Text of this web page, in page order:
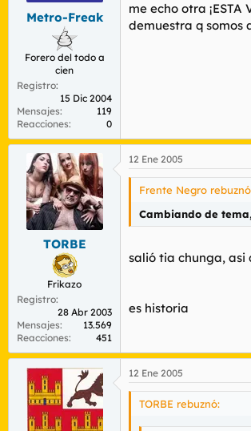
Metro-Freak
Forero del todo a
cien
Registro
15 Dic 2004
Mensajes
119
Reacciones
0
me echo otra
demuestra q somos
TORBE
Frikazo
Registro
28 Abr 2003
Mensajes
13.569
Reacciones
451
12 Ene 2005
Frente Negro
Cambiando de
salió tia chunga, asi
es historia
12 Ene 2005
TORBE rebuznó: